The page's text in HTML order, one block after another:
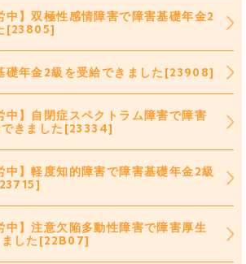
中】双極性感情障害で障害基礎年金2
[23805]
礎年金2級を受給できました[23908]
中】自閉症スペクトラム障害で障害
きました[23334]
中】軽度知的障害で障害基礎年金2級
中】注意欠陥多動性障害で障害厚生
ました[22B07]